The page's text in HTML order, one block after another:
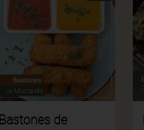
Bastones de